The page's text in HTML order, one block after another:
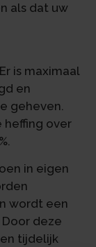
als dat uw
is maximaal
en
geheven.
heffing over
in eigen
wordt een
deze
tijdelijk